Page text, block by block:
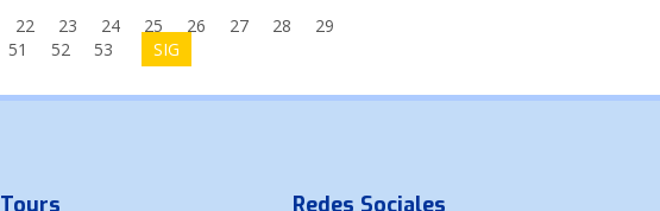
22 23 24 25 26 27 28
29
51 52 53 SIG
Tours Redes Sociales